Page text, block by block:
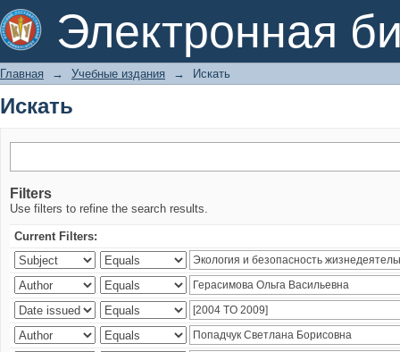
Электронная
Искать
Главная → Учебные издания → Искать
Искать
Filters
Use filters to refine the search results.
Current Filters: